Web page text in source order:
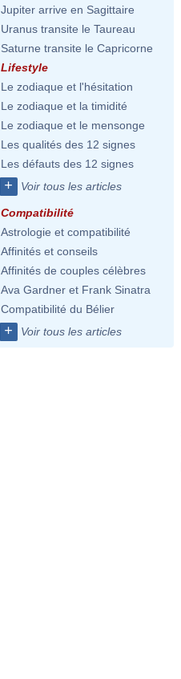
Jupiter arrive en Sagittaire
Uranus transite le Taureau
Saturne transite le Capricorne
Lifestyle
Le zodiaque et l'hésitation
Le zodiaque et la timidité
Le zodiaque et le mensonge
Les qualités des 12 signes
Les défauts des 12 signes
+ Voir tous les articles
Compatibilité
Astrologie et compatibilité
Affinités et conseils
Affinités de couples célèbres
Ava Gardner et Frank Sinatra
Compatibilité du Bélier
+ Voir tous les articles